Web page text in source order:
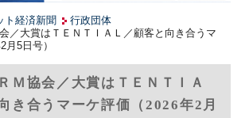
ト経済新聞
行政団体
／大賞はＴＥＮＴＩＡＬ／顧客と向き合うマ
月5日号）
Ｍ協会／大賞はＴＥＮＴＩＡ
き合うマーケ評価（2026年2月